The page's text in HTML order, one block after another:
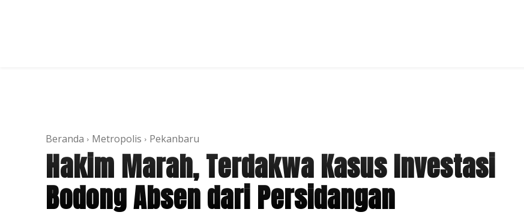
Beranda Metropolis Pekanbaru
Hakim Marah, Terdakwa Kasus Investasi
Bodong Absen dari Persidangan